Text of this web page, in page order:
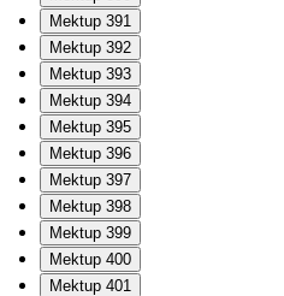
Mektup 391
Mektup 392
Mektup 393
Mektup 394
Mektup 395
Mektup 396
Mektup 397
Mektup 398
Mektup 399
Mektup 400
Mektup 401